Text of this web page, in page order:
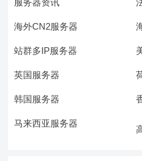
海外CN2服务器
站群多IP服务器
英国服务器
韩国服务器
马来西亚服务器